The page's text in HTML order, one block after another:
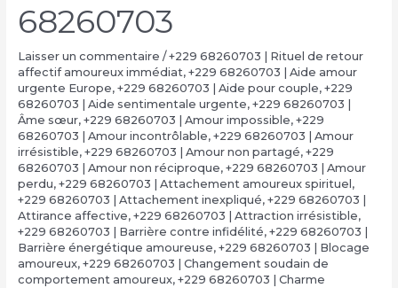
68260703
Laisser un commentaire /+229 68260703 | Rituel de retour
affectif amoureux immédiat, +229 68260703 | Aide amour
urgente Europe, +229 68260703 | Aide pour couple, +229
68260703 | Aide sentimentale urgente, +229 68260703 |
Âme sœur, +229 68260703 | Amour impossible, +229
68260703 | Amour incontrôlable, +229 68260703 | Amour
irrésistible, +229 68260703 | Amour non partagé, +229
68260703 | Amour non réciproque, +229 68260703 | Amour
perdu, +229 68260703 | Attachement amoureux spirituel ,
+229 68260703 | Attachement inexpliqué, +229 68260703 |
Attirance affective, +229 68260703 | Attraction irrésistible,
+229 68260703 | Barrière contre infidélité, +229 68260703 |
Barrière énergétique amoureuse, +229 68260703 | Blocage
amoureux, +229 68260703 | Changement soudain de
comportement amoureux, +229 68260703 | Charme